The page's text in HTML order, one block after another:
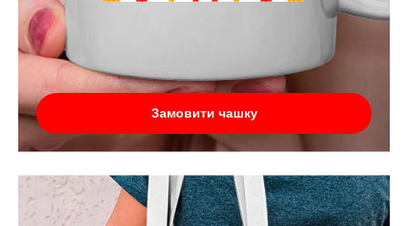
Замовити чашку